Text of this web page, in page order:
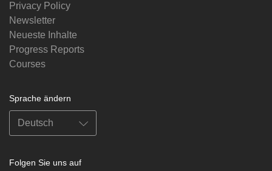
Privacy Policy
Newsletter
Neueste Inhalte
Progress Reports
Courses
Sprache ändern
Folgen Sie uns auf